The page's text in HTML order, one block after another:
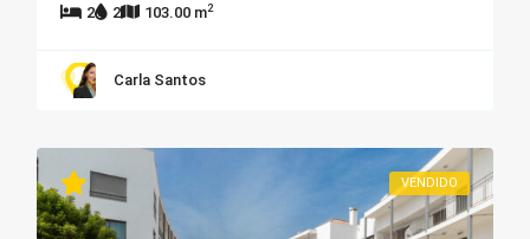
2 2 103.00 m2
Carla Santos
VENDIDO